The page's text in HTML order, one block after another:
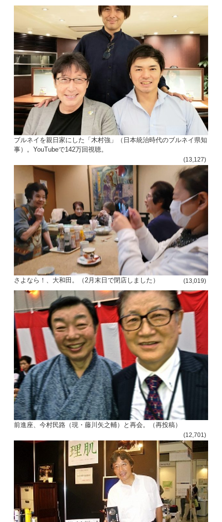
ブルネイを親日家にした「木村強」（日本統治時代のブルネイ県知
事）。YouTubeで142万回視聴。
(13,127)
さよなら！、大和田。（2月末日で閉店しました） (13,019)
前進座、今村民路（現・藤川矢之輔）と再会。（再投稿）
(12,701)